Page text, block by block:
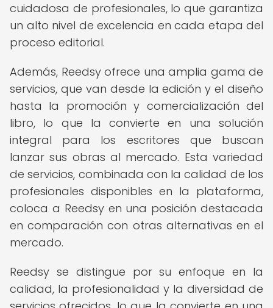
cuidadosa de profesionales, lo que garantiza
un alto nivel de excelencia en cada etapa del
proceso editorial.
Además, Reedsy ofrece una amplia gama de
servicios, que van desde la edición y el diseño
hasta la promoción y comercialización del
libro, lo que la convierte en una solución
integral para los escritores que buscan
lanzar sus obras al mercado. Esta variedad
de servicios, combinada con la calidad de los
profesionales disponibles en la plataforma,
coloca a Reedsy en una posición destacada
en comparación con otras alternativas en el
mercado.
Reedsy se distingue por su enfoque en la
calidad, la profesionalidad y la diversidad de